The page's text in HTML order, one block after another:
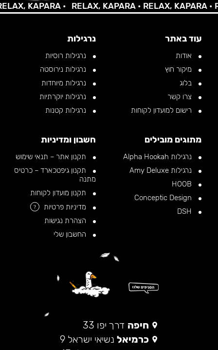
KAPARA • RELAX, KAPARA •RELAX, KAPARA •
עוד באתר
אודות
מיקור חוץ
בלוג
צרו קשר
רישום למועדון לקוחות
נרגילות
נרגילות רוסיות
נרגילות נירוסטה
נרגילות מיוחדות
נרגילות יוקרתיות
נרגילות קטנות
מתוגים מובילים
נרגילות Alpha Hookah
נרגילות Amy Deluxe
חשבון ומדיניות
תקנון אתר – תנאי שימוש
תקנון גיפטכארד – כרטיס
מתנה
תקנון מועדון לקוחות
מדיניות פרטיות
?
הצהרת נגישות
החשבון שלי
חיפה דרך יפו 33
כרמיאל נשיאי ישראל 9